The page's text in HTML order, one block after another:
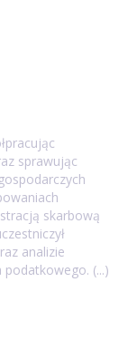
sprawując
skarbową
analizie
(...)